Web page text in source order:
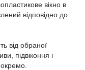
вікно в
відповідно до
від обраної
підвіконня і